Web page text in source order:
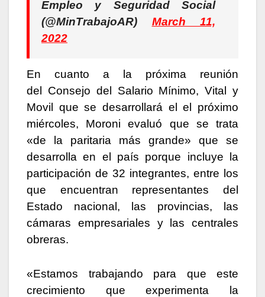
Empleo y Seguridad Social
(@MinTrabajoAR) March 11,
2022
En cuanto a la próxima reunión
del Consejo del Salario Mínimo, Vital y
Movil que se desarrollará el el próximo
miércoles, Moroni evaluó que se trata
«de la paritaria más grande» que se
desarrolla en el país porque incluye la
participación de 32 integrantes, entre los
que encuentran representantes del
Estado nacional, las provincias, las
cámaras empresariales y las centrales
obreras.
«Estamos trabajando para que este
crecimiento que experimenta la